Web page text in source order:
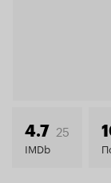
4.7 25
IMDb